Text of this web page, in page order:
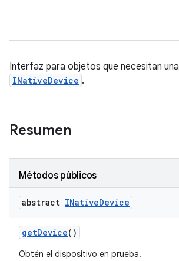
Interfaz para objetos que necesitan
INativeDevice .
Resumen
Métodos públicos
abstract INativeDevice
getDevice()
Obtén el dispositivo en prueba.